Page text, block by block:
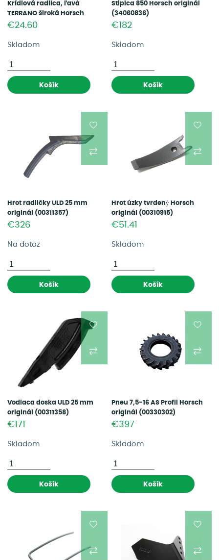
Krídlová radlica, ľavá
TERRANO široká Horsch
originál (00311328)
€24.60
Skladom
Košík
Stĺpica 850 Horsch originál
(34060836)
€182
Skladom
Košík
Hrot radličky ULD 25 mm
originál (00311357)
€326
Na dotaz
Košík
Hrot úzky tvrdený Horsch
originál (00310915)
€51.41
Skladom
Košík
Vodiaca doska ULD 25 mm
originál (00311358)
€171
Skladom
Košík
Pneu 7,5-16 AS Profil Horsch
originál (00330302)
€397
Skladom
Košík